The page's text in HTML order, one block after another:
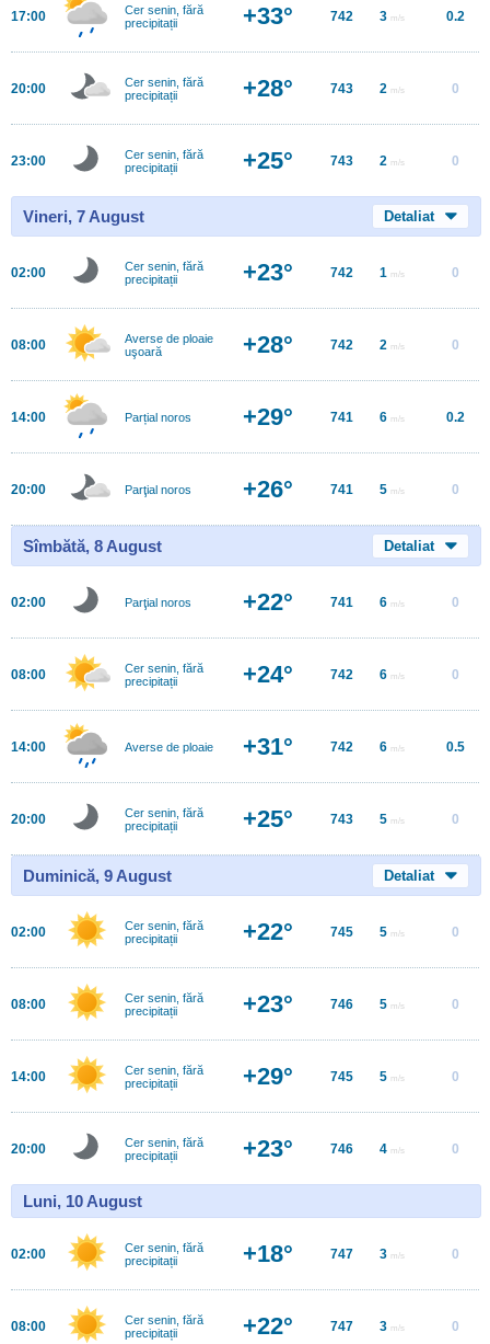
17:00
Cer senin, fără
precipitații
+33° 742 3 m/s 0.2
20:00
Cer senin, fără
precipitații
+28° 743 2 m/s 0
23:00
Cer senin, fără
precipitații
+25° 743 2 m/s 0
Vineri, 7 August Detaliat
02:00
Cer senin, fără
precipitații
+23° 742 1 m/s 0
08:00
Averse de ploaie
uşoară
+28° 742 2 m/s 0
14:00 Parțial noros +29° 741 6 m/s 0.2
20:00 Parţial noros +26° 741 5 m/s 0
Sîmbătă, 8 August Detaliat
02:00 Parţial noros +22° 741 6 m/s 0
08:00
Cer senin, fără
precipitații
+24° 742 6 m/s 0
14:00 Averse de ploaie +31° 742 6 m/s 0.5
20:00
Cer senin, fără
precipitații
+25° 743 5 m/s 0
Duminică, 9 August Detaliat
02:00
Cer senin, fără
precipitații
+22° 745 5 m/s 0
08:00
Cer senin, fără
precipitații
+23° 746 5 m/s 0
14:00
Cer senin, fără
precipitații
+29° 745 5 m/s 0
20:00
Cer senin, fără
precipitații
+23° 746 4 m/s 0
Luni, 10 August
02:00
Cer senin, fără
precipitații
+18° 747 3 m/s 0
08:00
Cer senin, fără
precipitații
+22° 747 3 m/s 0